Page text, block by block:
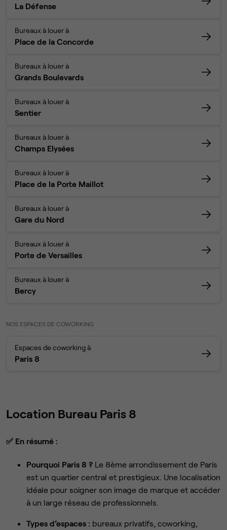
La Défense
Bureaux à louer à
Place de la Concorde
Bureaux à louer à
Grands Boulevards
Bureaux à louer à
Sentier
Bureaux à louer à
Champs Elysées
Bureaux à louer à
Place de la Porte Maillot
Bureaux à louer à
Gare du Nord
Bureaux à louer à
Porte de Versailles
Bureaux à louer à
Bercy
NOS ESPACES DE COWORKING
Espaces de coworking à
Paris 8
Location Bureau Paris 8
✅ En résumé :
Pourquoi Paris 8 ? Le 8ème arrondissement de Paris
est un quartier central et prestigieux. Une localisation
idéale pour soigner son image de marque et accéder
à un large réseau de professionnels.
Types d’espaces : bureaux privatifs, coworking,